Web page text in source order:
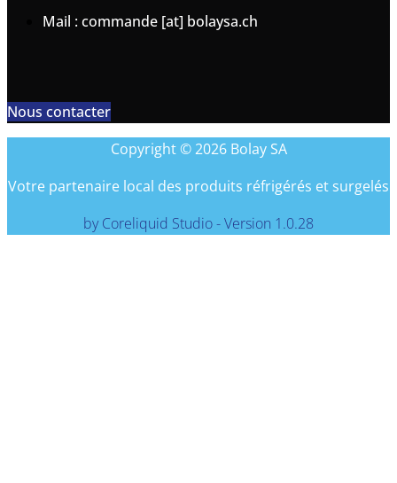
Mail : commande [at] bolaysa.ch
Nous contacter
Copyright © 2026 Bolay SA
Votre partenaire local des produits réfrigérés et surgelés
by Coreliquid Studio - Version 1.0.28